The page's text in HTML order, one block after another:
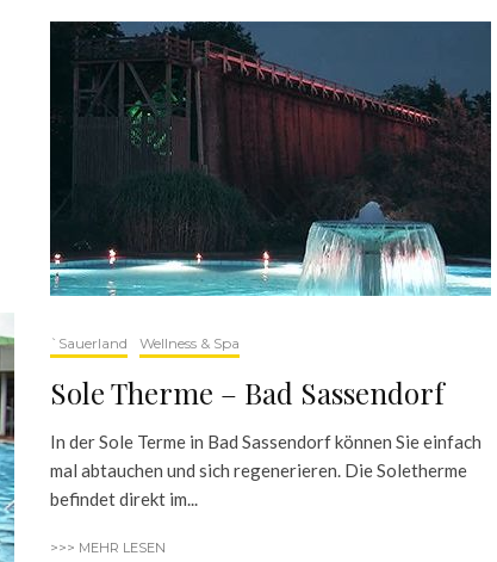
`Sauerland Wellness & Spa
Sole Therme – Bad Sassendorf
In der Sole Terme in Bad Sassendorf können Sie einfach
mal abtauchen und sich regenerieren. Die Soletherme
befindet direkt im...
>>> MEHR LESEN